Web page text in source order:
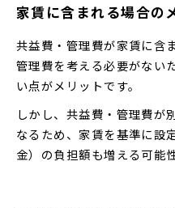
家賃に含まれる場合の
共益費・管理費が家賃に含
管理費を考える必要がない
い点がメリットです。
しかし、共益費・管理費が
なるため、家賃を基準に設
金）の負担額も増える可能